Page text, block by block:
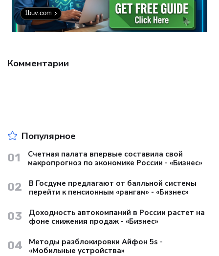
1buv.com
Комментарии
Популярное
01
Счетная палата впервые составила свой
макропрогноз по экономике России - «Бизнес»
02
В Госдуме предлагают от балльной системы
перейти к пенсионным «рангам» - «Бизнес»
03
Доходность автокомпаний в России растет на
фоне снижения продаж - «Бизнес»
04
Методы разблокировки Айфон 5s -
«Мобильные устройства»